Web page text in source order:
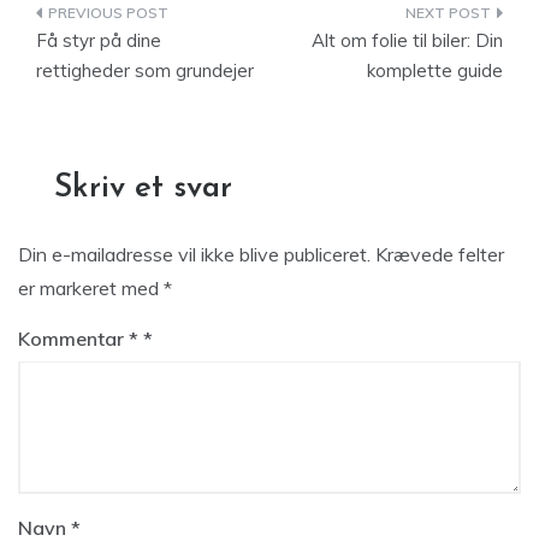
Indlægsnavigation
Få styr på dine
rettigheder som grundejer
Alt om folie til biler: Din
komplette guide
Skriv et svar
Din e-mailadresse vil ikke blive publiceret. Krævede felter
er markeret med *
Kommentar *
Navn *